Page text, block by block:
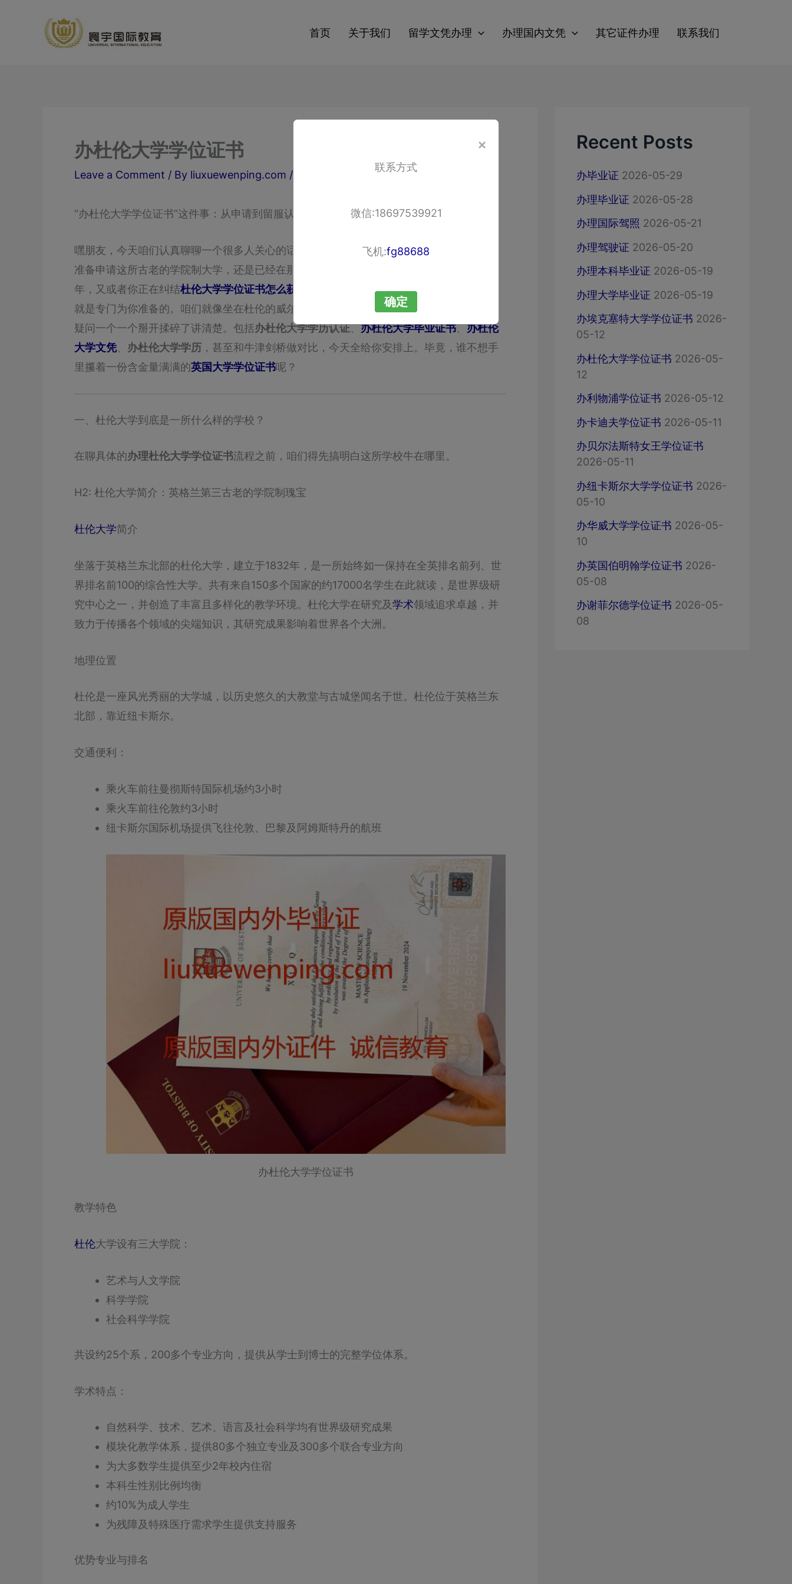
首页 关于我们 留学文凭办理 办理国内文凭 其它证件办理 联系我们
办杜伦大学学位证书
Leave a Comment / By liuxuewenping.com /
“办杜伦大学学位证书”这件事：从申请到留服认证一篇讲透
嘿朋友，今天咱们认真聊聊一个很多人关心的话题： 办理杜伦大学学位证书。不管你是正在
准备申请这所古老的学院制大学，还是已经在那座满是城堡和大教堂的校园里奋斗了好几
年，又或者你正在纠结杜伦大学学位证书怎么获取 杜伦大学学位证书怎么办理
就是专门为你准备的。咱们就像坐在杜伦的威尔河畔聊天那样，不整那些官方套话，把你的
疑问一个一个掰开揉碎了讲清楚。包括办杜伦大学学历认证、办杜伦大学毕业证书、办杜伦
大学文凭
办杜伦大学学历 ，甚至和牛津剑桥做对比，今天全给你安排上。毕竟，谁不想手
里攥着一份含金量满满的英国大学学位证书呢？
一、杜伦大学到底是一所什么样的学校？
在聊具体的办理杜伦大学学位证书流程之前，咱们得先搞明白这所学校牛在哪里。
H2: 杜伦大学简介：英格兰第三古老的学院制瑰宝
杜伦大学简介
坐落于英格兰东北部的杜伦大学，建立于1832年，是一所始终如一保持在全英排名前列、世
界排名前100的综合性大学。共有来自150多个国家的约17000名学生在此就读，是世界级研
究中心之一，并创造了丰富且多样化的教学环境。杜伦大学在研究及学术领域追求卓越，并
致力于传播各个领域的尖端知识，其研究成果影响着世界各个大洲。
地理位置
杜伦是一座风光秀丽的大学城，以历史悠久的大教堂与古城堡闻名于世。杜伦位于英格兰东
北部，靠近纽卡斯尔。
交通便利：
乘火车前往曼彻斯特国际机场约3小时
乘火车前往伦敦约3小时
纽卡斯尔国际机场提供飞往伦敦、巴黎及阿姆斯特丹的航班
办杜伦大学学位证书
教学特色
杜伦大学设有三大学院：
艺术与人文学院
科学学院
社会科学学院
共设约25个系，200多个专业方向，提供从学士到博士的完整学位体系。
学术特点：
自然科学、技术、艺术、语言及社会科学均有世界级研究成果
模块化教学体系，提供80多个独立专业及300多个联合专业方向
为大多数学生提供至少2年校内住宿
本科生性别比例均衡
约10%为成人学生
为残障及特殊医疗需求学生提供支持服务
优势专业与排名
Recent Posts
办毕业证 2026-05-29
办理毕业证 2026-05-28
办理国际驾照 2026-05-21
办理驾驶证 2026-05-20
办理本科毕业证 2026-05-19
办理大学毕业证 2026-05-19
办埃克塞特大学学位证书 2026-
05-12
办杜伦大学学位证书 2026-05-
12
办利物浦学位证书 2026-05-12
办卡迪夫学位证书 2026-05-11
办贝尔法斯特女王学位证书
2026-05-11
办纽卡斯尔大学学位证书 2026-
05-10
办华威大学学位证书 2026-05-
10
办英国伯明翰学位证书 2026-
05-08
办谢菲尔德学位证书 2026-05-
08
×
联系方式
微信:18697539921
飞机:fg88688
确定